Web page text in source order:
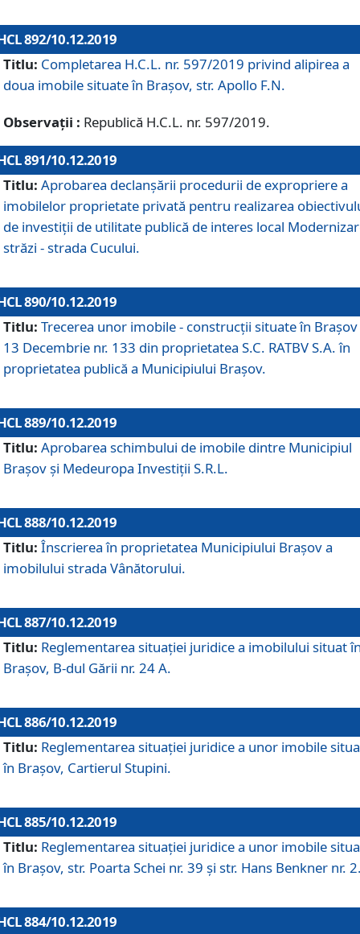
892/10.12.2019
Titlu: Completarea H.C.L. nr. 597/2019 privind alipirea a
doua imobile situate în Brașov, str. Apollo F.N.
Observații : Republică H.C.L. nr. 597/2019.
891/10.12.2019
Titlu: Aprobarea declanșării procedurii de expropriere a
imobilelor proprietate privată pentru realizarea
de investiții de utilitate publică de interes local
străzi - strada Cucului.
890/10.12.2019
Titlu: Trecerea unor imobile - construcții situate în Brașov
13 Decembrie nr. 133 din proprietatea S.C. RATBV S.A. în
proprietatea publică a Municipiului Brașov.
889/10.12.2019
Titlu: Aprobarea schimbului de imobile dintre Municipiul
Brașov și Medeuropa Investiții S.R.L.
888/10.12.2019
Titlu: Înscrierea în proprietatea Municipiului Braşov a
imobilului strada Vânătorului.
887/10.12.2019
Titlu: Reglementarea situației juridice a imobilului situat
Brașov, B-dul Gării nr. 24 A.
886/10.12.2019
Titlu: Reglementarea situaţiei juridice a unor imobile
în Braşov, Cartierul Stupini.
885/10.12.2019
Titlu: Reglementarea situației juridice a unor imobile
în Brașov, str. Poarta Schei nr. 39 și str. Hans Benkner nr.
884/10.12.2019